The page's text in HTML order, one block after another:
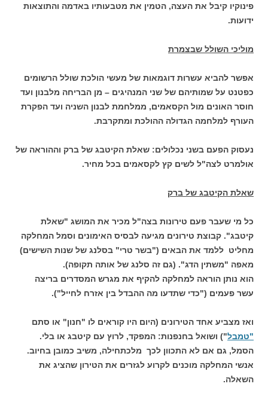
פינוקיו קיבל את העצה, הטמין את מטבעותיו באדמה והתוצאות
ידועות.
מוליכי השולל שבצמרת
אפשר להביא עשרות דוגמאות של מעשי הולכת שולל הרשומים
כפטנט על שמותיהם של שני המנהיגים – מן הבריחה מלבנון ועד
חוסר האונים מול הקסאמים, ממלחמת לבנון השניה ועד הפקרת
העורף למלחמה הגדולה ההולכת ומתקרבת.
נעסוק הפעם בשני נכלולים: שאלת הקיטבג של ברק וההוראה של
אולמרט לצה"ל לשים קץ לקסאמים בכל מחיר.
שאלת הקיטבג של ברק
כל מי שעבר פעם טירונות בצה"ל מכיר את המושג "שאלת
קיטבג". קבוצת טירונים מגיעה לבסיס האימונים וסמל המחלקה
מחליט ללמד את הבאים ("בשר טרי" בסלנג של שנות השישים)
מאפה "משתין הדג". (גם זה סלנג של אותה תקופה).
הוא נותן הוראה למחלקה להקיף את מגרש המסדרים בריצה
עשר פעמים ("כדי שתדעו מה ההבדל בין אזרח לחייל").
ואז מצביע אחד הטירונים (היום היו קוראים לו "חנון" או סתם
"טמבל") ושואל בחנפנות: המפקד, לרוץ עם קיטבג או בלי.
הסמל, גם אם לא התכוון לכך מלכתחילה, משיב כמובן בחיוב.
אנשי המחלקה מוכנים לקרוע לגזרים את הטירון שהציג את
השאלה.